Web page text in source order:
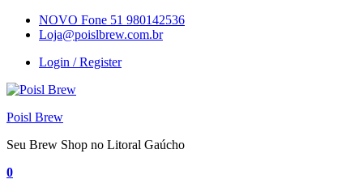
NOVO Fone 51 980142536
Loja@poislbrew.com.br
Login / Register
Poisl Brew
Seu Brew Shop no Litoral Gaúcho
0